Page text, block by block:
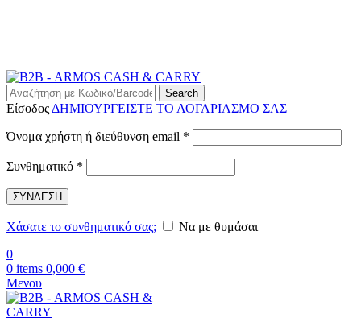
Search
Είσοδος ΔΗΜΙΟΥΡΓΕΙΣΤΕ ΤΟ ΛΟΓΑΡΙΑΣΜΟ ΣΑΣ
Όνομα χρήστη ή διεύθυνση email *
Συνθηματικό *
ΣΥΝΔΕΣΗ
Χάσατε το συνθηματικό σας;
Να με θυμάσαι
0
0 items 0,000 €
Μενου